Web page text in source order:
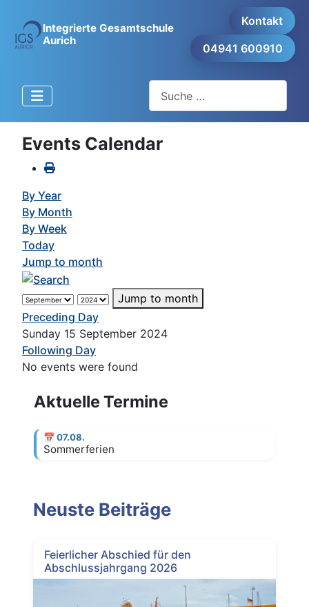
Integrierte Gesamtschule
Aurich
Kontakt
04941 600910
Events Calendar
By Year
By Month
By Week
Today
Jump to month
Jump to month
Preceding Day
Sunday 15 September 2024
Following Day
No events were found
Aktuelle Termine
📅 07.08.
Sommerferien
Neuste Beiträge
Feierlicher Abschied für den
Abschlussjahrgang 2026